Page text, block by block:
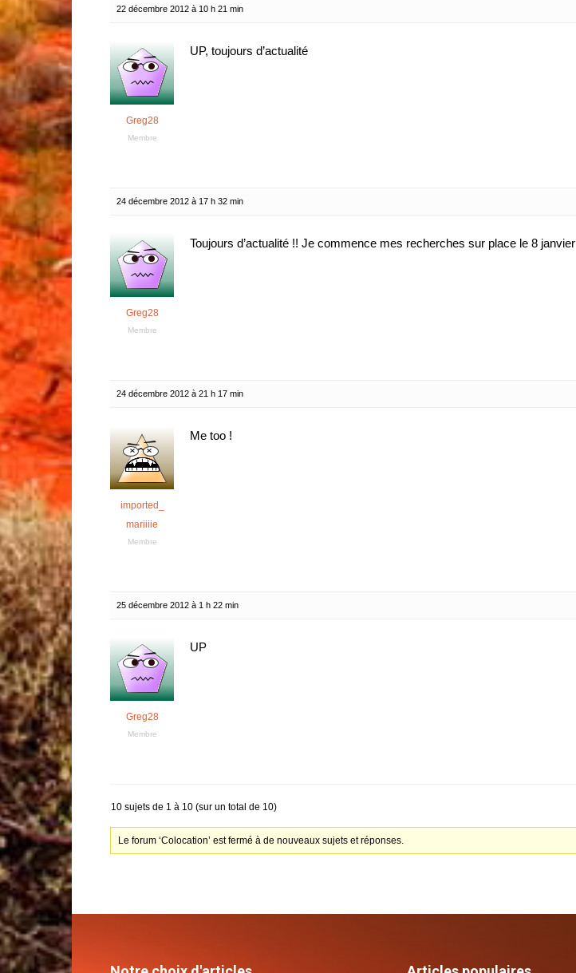
22 décembre 2012 à 10 h 21 min
Greg28
Membre
UP, toujours d’actualité
24 décembre 2012 à 17 h 32 min
Greg28
Membre
Toujours d’actualité !! Je commence mes recherches sur place le 8 janvier
24 décembre 2012 à 21 h 17 min
imported_
mariiiie
Membre
Me too !
25 décembre 2012 à 1 h 22 min
Greg28
Membre
UP
10 sujets de 1 à 10 (sur un total de 10)
Le forum ‘Colocation’ est fermé à de nouveaux sujets et réponses.